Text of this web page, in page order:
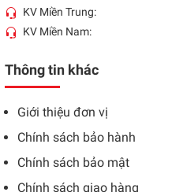
KV Miền Trung:
KV Miền Nam:
Thông tin khác
Giới thiệu đơn vị
Chính sách bảo hành
Chính sách bảo mật
Chính sách giao hàng